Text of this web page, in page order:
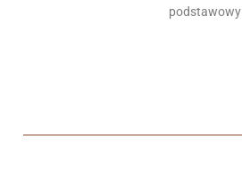
podstawowy